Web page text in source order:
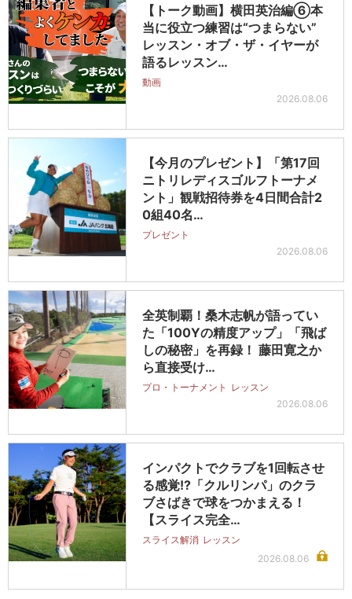
【トーク動画】横田英治編⑥本
当に役立つ練習は“つまらない”
レッスン・オブ・ザ・イヤーが
語るレッスン…
動画
2026.08.06
【今月のプレゼント】「第17回
ニトリレディスゴルフトーナメ
ント」観戦招待券を4日間合計2
0組40名…
プレゼント
2026.08.06
全英制覇！桑木志帆が語ってい
た「100Yの精度アップ」「飛ば
しの秘密」を再録！ 藤田寛之か
ら直接受け…
プロ・トーナメント レッスン
2026.08.06
インパクトでクラブを1回転させ
る感覚!?「クルリンパ」のクラ
ブさばきで球をつかまえる！
【スライス完全…
スライス解消 レッスン
2026.08.06